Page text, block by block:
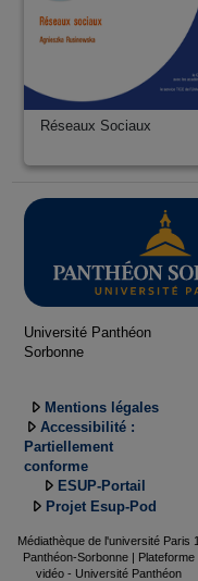
Réseaux Sociaux
Université Panthéon
Sorbonne
Mentions légales
Accessibilité :
Partiellement
conforme
ESUP-Portail
Projet Esup-Pod
Médiathèque de l'université Paris 1
Panthéon-Sorbonne | Plateforme
vidéo - Université Panthéon